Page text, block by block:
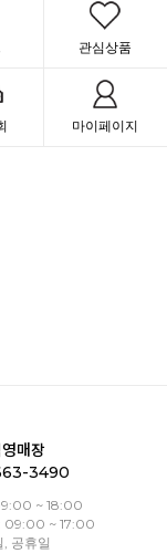
관심상품
마이페이지
매장
3490
~ 18:00
09:00 ~ 17:00
, 공휴일